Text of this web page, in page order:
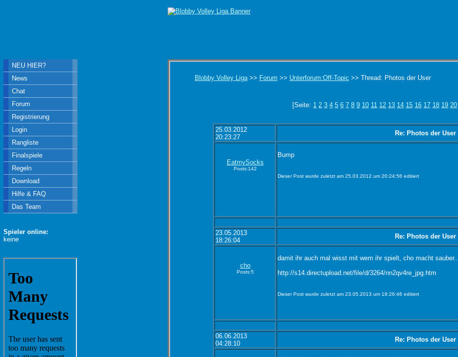
Blobby Volley Liga>> Forum >> Unterforum:Off-Topic >> Thread: Photos der User
[Seite: 1 2 3 4 5 6 7 8 9 10 11 12 13 14 15 16 17 18 19 20
25.03.2012
20:23:27
Re: Photos der User
EatmySocks
Posts:142
Bump
Dieser Post wurde zuletzt am 25.03.2012 um 20:24:56 editiert
23.05.2013
18:26:04
Re: Photos der User
cho
Posts:5
damit ihr auch mal wisst mit wem ihr spielt, cho macht sauber..
http://s14.directupload.net/file/d/3264/nn2qv4re_jpg.htm
Dieser Post wurde zuletzt am 23.05.2013 um 18:26:46 editiert
06.06.2013
04:28:10
Re: Photos der User
NEU HIER?
News
Chat
Forum
Registrierung
Login
Rangliste
Finalspiele
Regeln
Download
Hilfe & FAQ
Das Team
Spieler online:
keine